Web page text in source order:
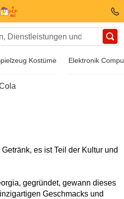
Kostüme Elektronik
es ist Teil der Kultur und
gegründet, gewann dieses
Geschmacks und